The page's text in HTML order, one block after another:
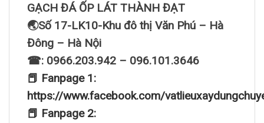
GẠCH ĐÁ ỐP LÁT THÀNH ĐẠT
🌏Số 17-LK10-Khu đô thị Văn Phú – Hà
Đông – Hà Nội
☎: 0966.203.942 – 096.101.3646
📕 Fanpage 1:
https://www.facebook.com/
📕 Fanpage 2: